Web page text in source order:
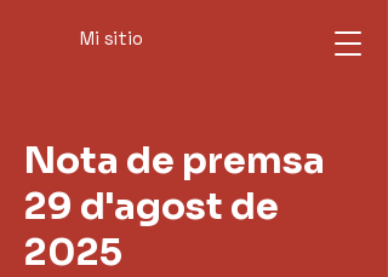
Mi sitio
Nota de premsa
29 d'agost de
2025